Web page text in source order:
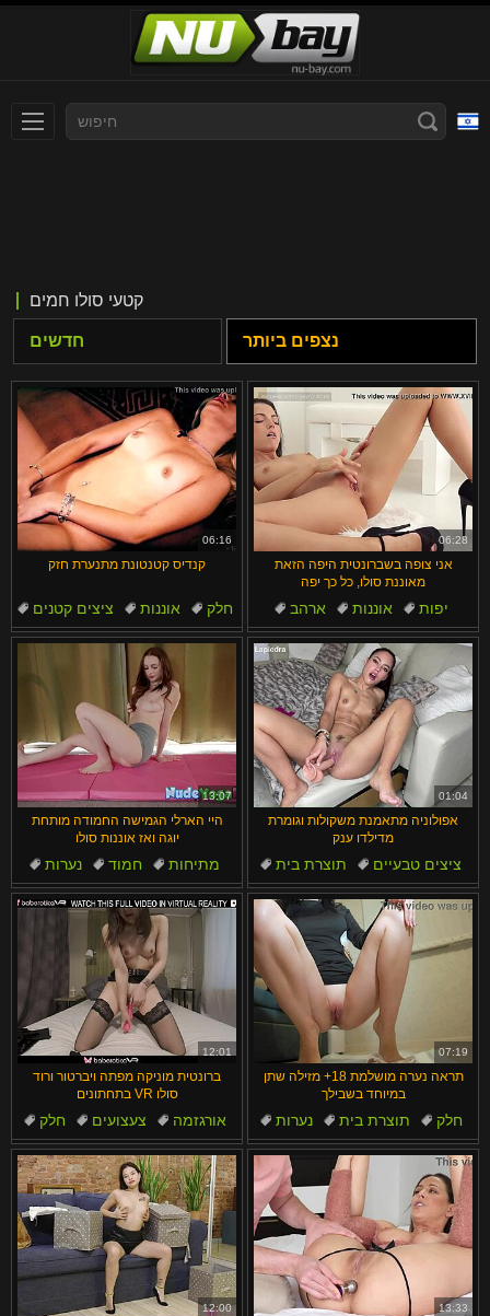
Deutsch
Српски
Norsk
ภาษาไทย
한국어
汉语
Suomi
Ελληνικά
Magyar
Português
Русский
Español
Română
Svenska
Français
English
日本語
ह िन ्द ी
Türkçe
Български
Dansk
קטעי סולו חמים
חדשים נצפים ביותר
06:16
קנדיס קטנטונת מתנערת חזק
ציצים קטנים אוננות
חלק
קטנטנות
ציצים
06:28
אני צופה בשברונטית היפה הזאת
מאוננת סולו, כל כך יפה
ארהב אוננות
יפות
שחרחורת
סולו
13:07
היי הארלי הגמישה החמודה מותחת
יוגה ואז אוננות סולו
נערות חמוד
מתיחות
סקסי
יפות
01:04
אפולוניה מתאמנת משקולות וגומרת
מדילדו ענק
תוצרת בית
ציצים טבעיים
ענקי
ציצים שחרחורת
12:01
ברונטית מוניקה מפתה ויברטור ורוד
בתחתונים VR סולו
חלק צעצועים
אורגזמה
ציצים טבעיים
שחרחורת
07:19
תראה נערה מושלמת 18+ מזילה שתן
במיוחד בשבילך
נערות תוצרת בית
חלק
חושני
קינקי
12:00 13:33